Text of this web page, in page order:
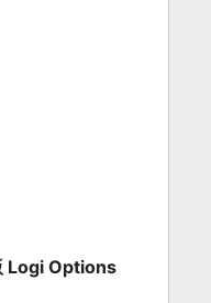
Logi Options